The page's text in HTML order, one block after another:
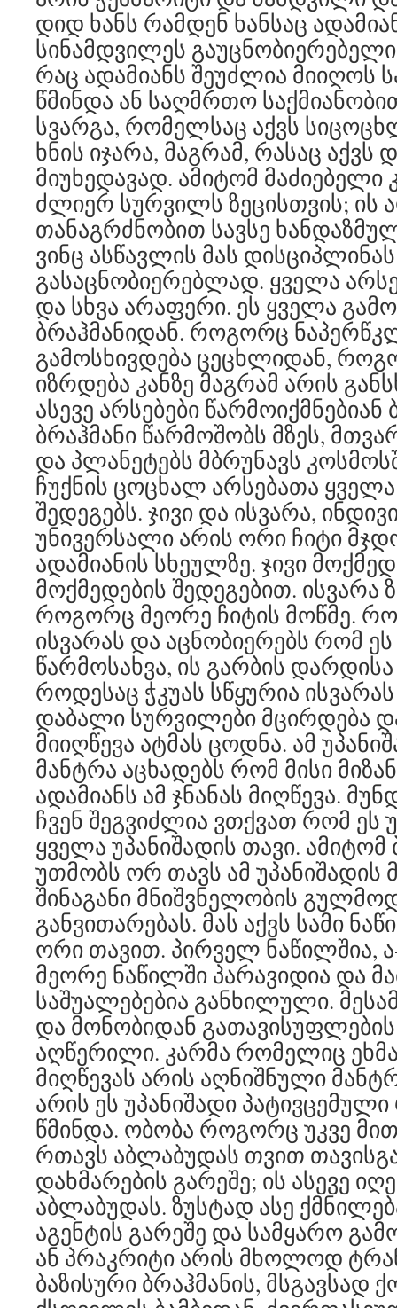
დიდ ხანს რამდენ ხანსაც
სინამდვილეს
რაც ადამიანს შეუძლია მიიღოს
წმინდა ან საღმრთო
სვარგა, რომელსაც აქვს
ხნის იჯარა, მაგრამ, რასაც აქვს
მიუხედავად. ამიტომ მაძიებელი
ძლიერ სურვილს ზეცისთვის; ის
თანაგრძნობით სავსე
ვინც ასწავლის მას
გასაცნობიერებლად. ყველა
და სხვა არაფერი. ეს ყველა
ბრაჰმანიდან. როგორც
გამოსხივდება ცეცხლიდან,
იზრდება კანზე მაგრამ არის
ასევე არსებები წარმოიქმნებიან
ბრაჰმანი წარმოშობს მზეს,
და პლანეტებს მბრუნავს
ჩუქნის ცოცხალ არსებათა
შედეგებს. ჯივი და ისვარა,
უნივერსალი არის ორი ჩიტი
ადამიანის სხეულზე. ჯივი
მოქმედების შედეგებით. ისვარა
როგორც მეორე ჩიტის მოწმე.
ისვარას და აცნობიერებს რომ
წარმოსახვა, ის გარბის
როდესაც ჭკუას სწყურია
დაბალი სურვილები მცირდება
მიიღწევა ატმას ცოდნა. ამ
მანტრა აცხადებს რომ მისი
ადამიანს ამ ჯნანას მიღწევა.
ჩვენ შეგვიძლია ვთქვათ რომ ეს
ყველა უპანიშადის თავი. ამიტომ
უთმობს ორ თავს ამ უპანიშადის
შინაგანი მნიშვნელობის
განვითარებას. მას აქვს სამი
ორი თავით. პირველ ნაწილშია,
მეორე ნაწილში პარავიდია და
საშუალებებია განხილული.
და მონობიდან გათავისუფლების
აღწერილი. კარმა რომელიც
მიღწევას არის აღნიშნული
არის ეს უპანიშადი
წმინდა. ობობა როგორც უკვე
რთავს აბლაბუდას თვით
დახმარების გარეშე; ის ასევე
აბლაბუდას. ზუსტად ასე
აგენტის გარეშე და სამყარო
ან პრაკრიტი არის მხოლოდ
ბაზისური ბრაჰმანის, მსგავსად